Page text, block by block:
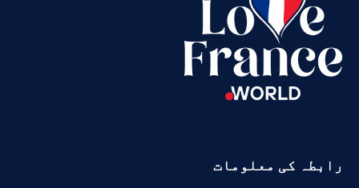
رابطہ کی معلومات
Panjabi
Portuguese
Romanian
Russian
Spanish